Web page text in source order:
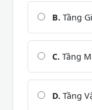
B. Tầng
C. Tầng
D. Tầng